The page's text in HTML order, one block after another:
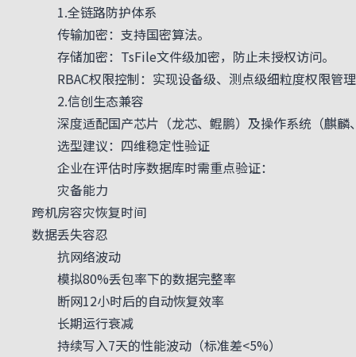
1.全链路防护体系
传输加密：支持国密算法。
存储加密：TsFile文件级加密，防止未授权访问。
RBAC权限控制：实现设备级、测点级细粒度权限管
2.信创生态兼容
深度适配国产芯片（龙芯、鲲鹏）及操作系统（麒麟
选型建议：四维稳定性验证
企业在评估时序数据库时需重点验证：
灾备能力
跨机房容灾恢复时间
数据丢失容忍
抗网络波动
模拟80%丢包率下的数据完整率
断网12小时后的自动恢复效率
长期运行衰减
持续写入7天的性能波动（标准差<5%）